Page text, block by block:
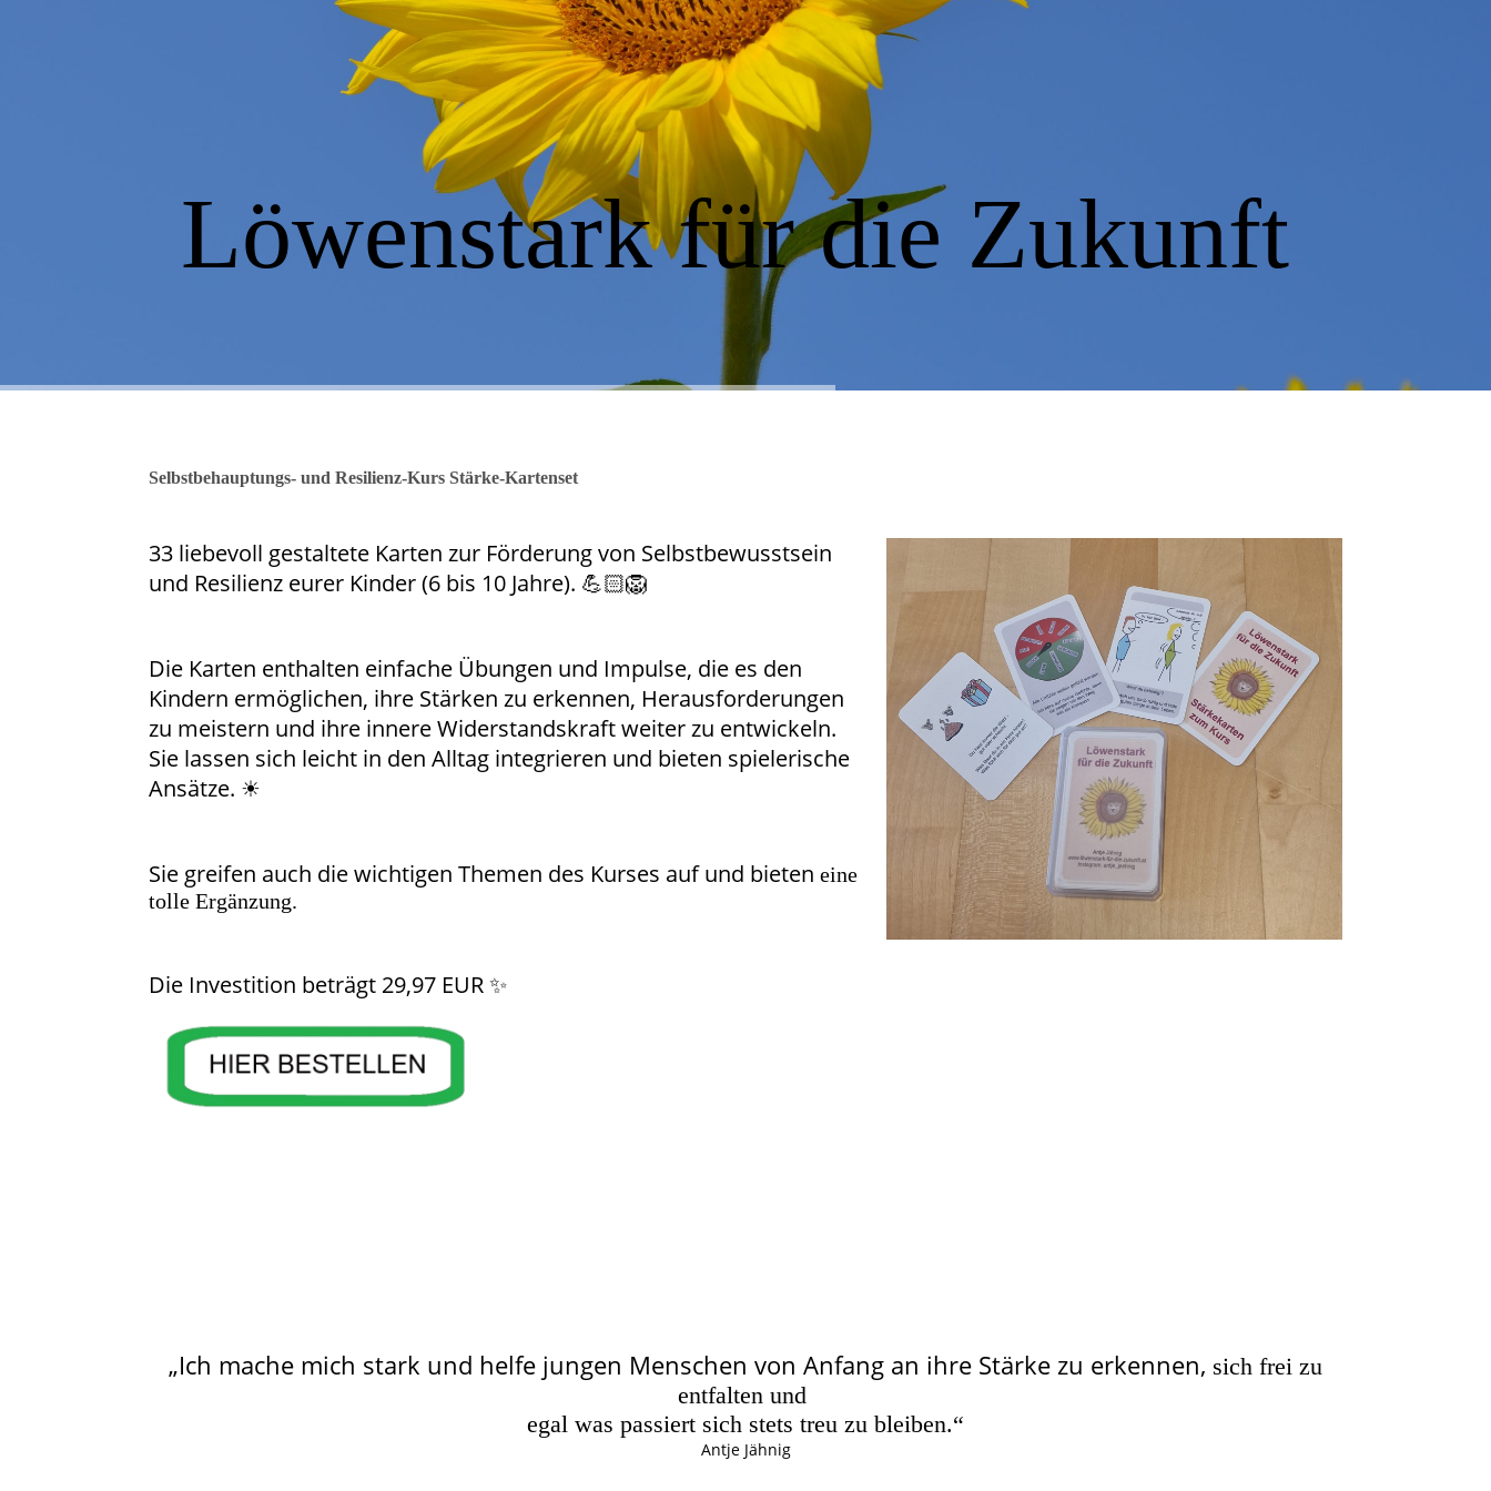
Löwenstark für die Zukunft
Selbstbehauptungs- und Resilienz-Kurs Stärke-Kartenset
33 liebevoll gestaltete Karten zur Förderung von Selbstbewusstsein
und Resilienz eurer Kinder (6 bis 10 Jahre). 💪🏻🦁
Die Karten enthalten einfache Übungen und Impulse, die es den
Kindern ermöglichen, ihre Stärken zu erkennen, Herausforderungen
zu meistern und ihre innere Widerstandskraft weiter zu entwickeln.
Sie lassen sich leicht in den Alltag integrieren und bieten spielerische
Ansätze. ☀
Sie greifen auch die wichtigen Themen des Kurses auf und bieteneine
tolle Ergänzung.
Die Investition beträgt 29,97 EUR ✨
„Ich mache mich stark und helfe jungen Menschen von Anfang an ihre Stärke zu erkennen, sich frei zu
entfalten und
egal was passiert sich stets treu zu bleiben.“
Antje Jähnig